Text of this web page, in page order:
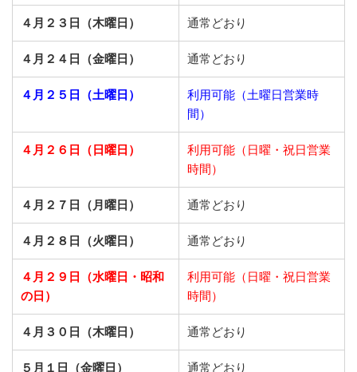
４月２３日（木曜日） 通常どおり
４月２４日（金曜日） 通常どおり
４月２５日（土曜日）
利用可能（土曜日営業時
間）
４月２６日（日曜日）
利用可能（日曜・祝日営業
時間）
４月２７日（月曜日） 通常どおり
４月２８日（火曜日） 通常どおり
４月２９日（水曜日・昭和
の日）
利用可能（日曜・祝日営業
時間）
４月３０日（木曜日） 通常どおり
５月１日（金曜日） 通常どおり